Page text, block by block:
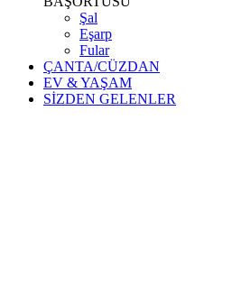
Şal
Eşarp
Fular
ÇANTA/CÜZDAN
EV & YAŞAM
SİZDEN GELENLER